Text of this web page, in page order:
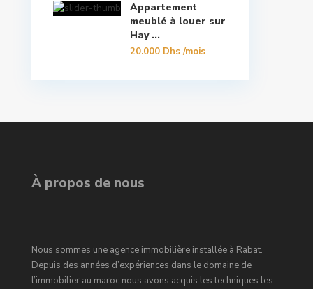
Appartement
meublé à louer sur
Hay ...
20.000 Dhs/mois
À propos de nous
Nous sommes une agence immobilière installée à Rabat.
Depuis des années d’expériences dans le domaine de
l’immobilier au maroc nous avons acquis les techniques les